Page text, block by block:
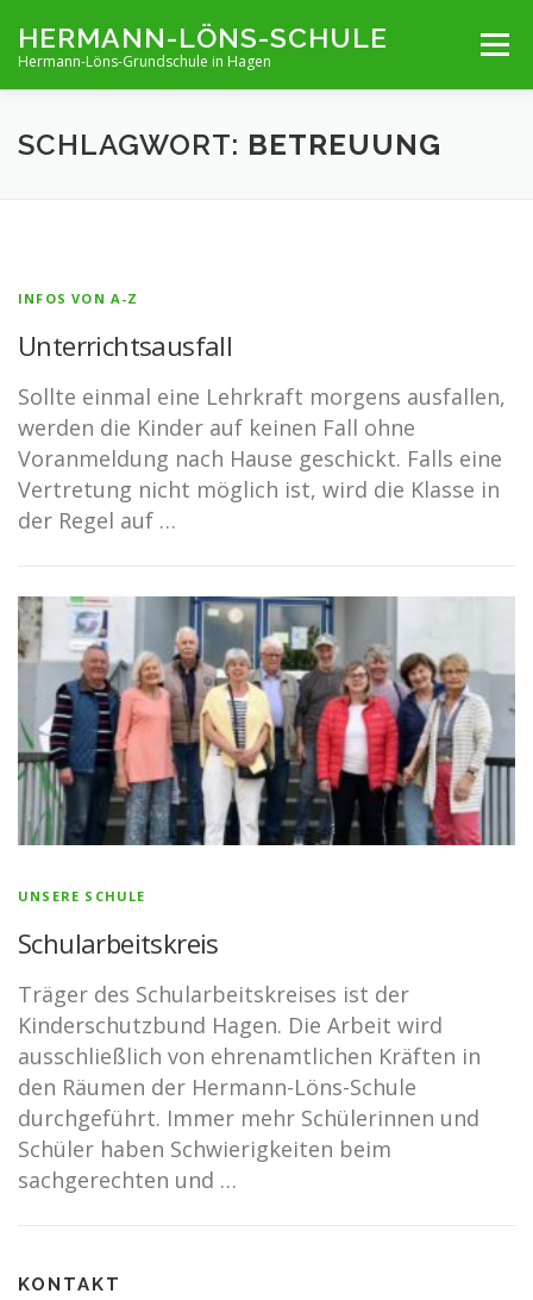
Inhalt
springen
HERMANN-LÖNS-SCHULE
Hermann-Löns-Grundschule in Hagen
Menü
TERMINE UNSERE SCHULE INFOS VON A-Z
SCHLAGWORT: BETREUUNG
INFOS VON A-Z
Unterrichtsausfall
Sollte einmal eine Lehrkraft morgens ausfallen,
werden die Kinder auf keinen Fall ohne
Voranmeldung nach Hause geschickt. Falls eine
Vertretung nicht möglich ist, wird die Klasse in
der Regel auf …
UNSERE SCHULE
Schularbeitskreis
Träger des Schularbeitskreises ist der
Kinderschutzbund Hagen. Die Arbeit wird
ausschließlich von ehrenamtlichen Kräften in
den Räumen der Hermann-Löns-Schule
durchgeführt. Immer mehr Schülerinnen und
Schüler haben Schwierigkeiten beim
sachgerechten und …
KONTAKT